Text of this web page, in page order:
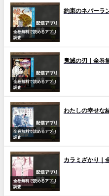
全巻無料で読めるアプリ
調査
約束のネバーラ
全巻無料で読めるアプリ
調査
鬼滅の刃｜全巻
全巻無料で読めるアプリ
調査
わたしの幸せな
全巻無料で読めるアプリ
調査
カラミざかり｜